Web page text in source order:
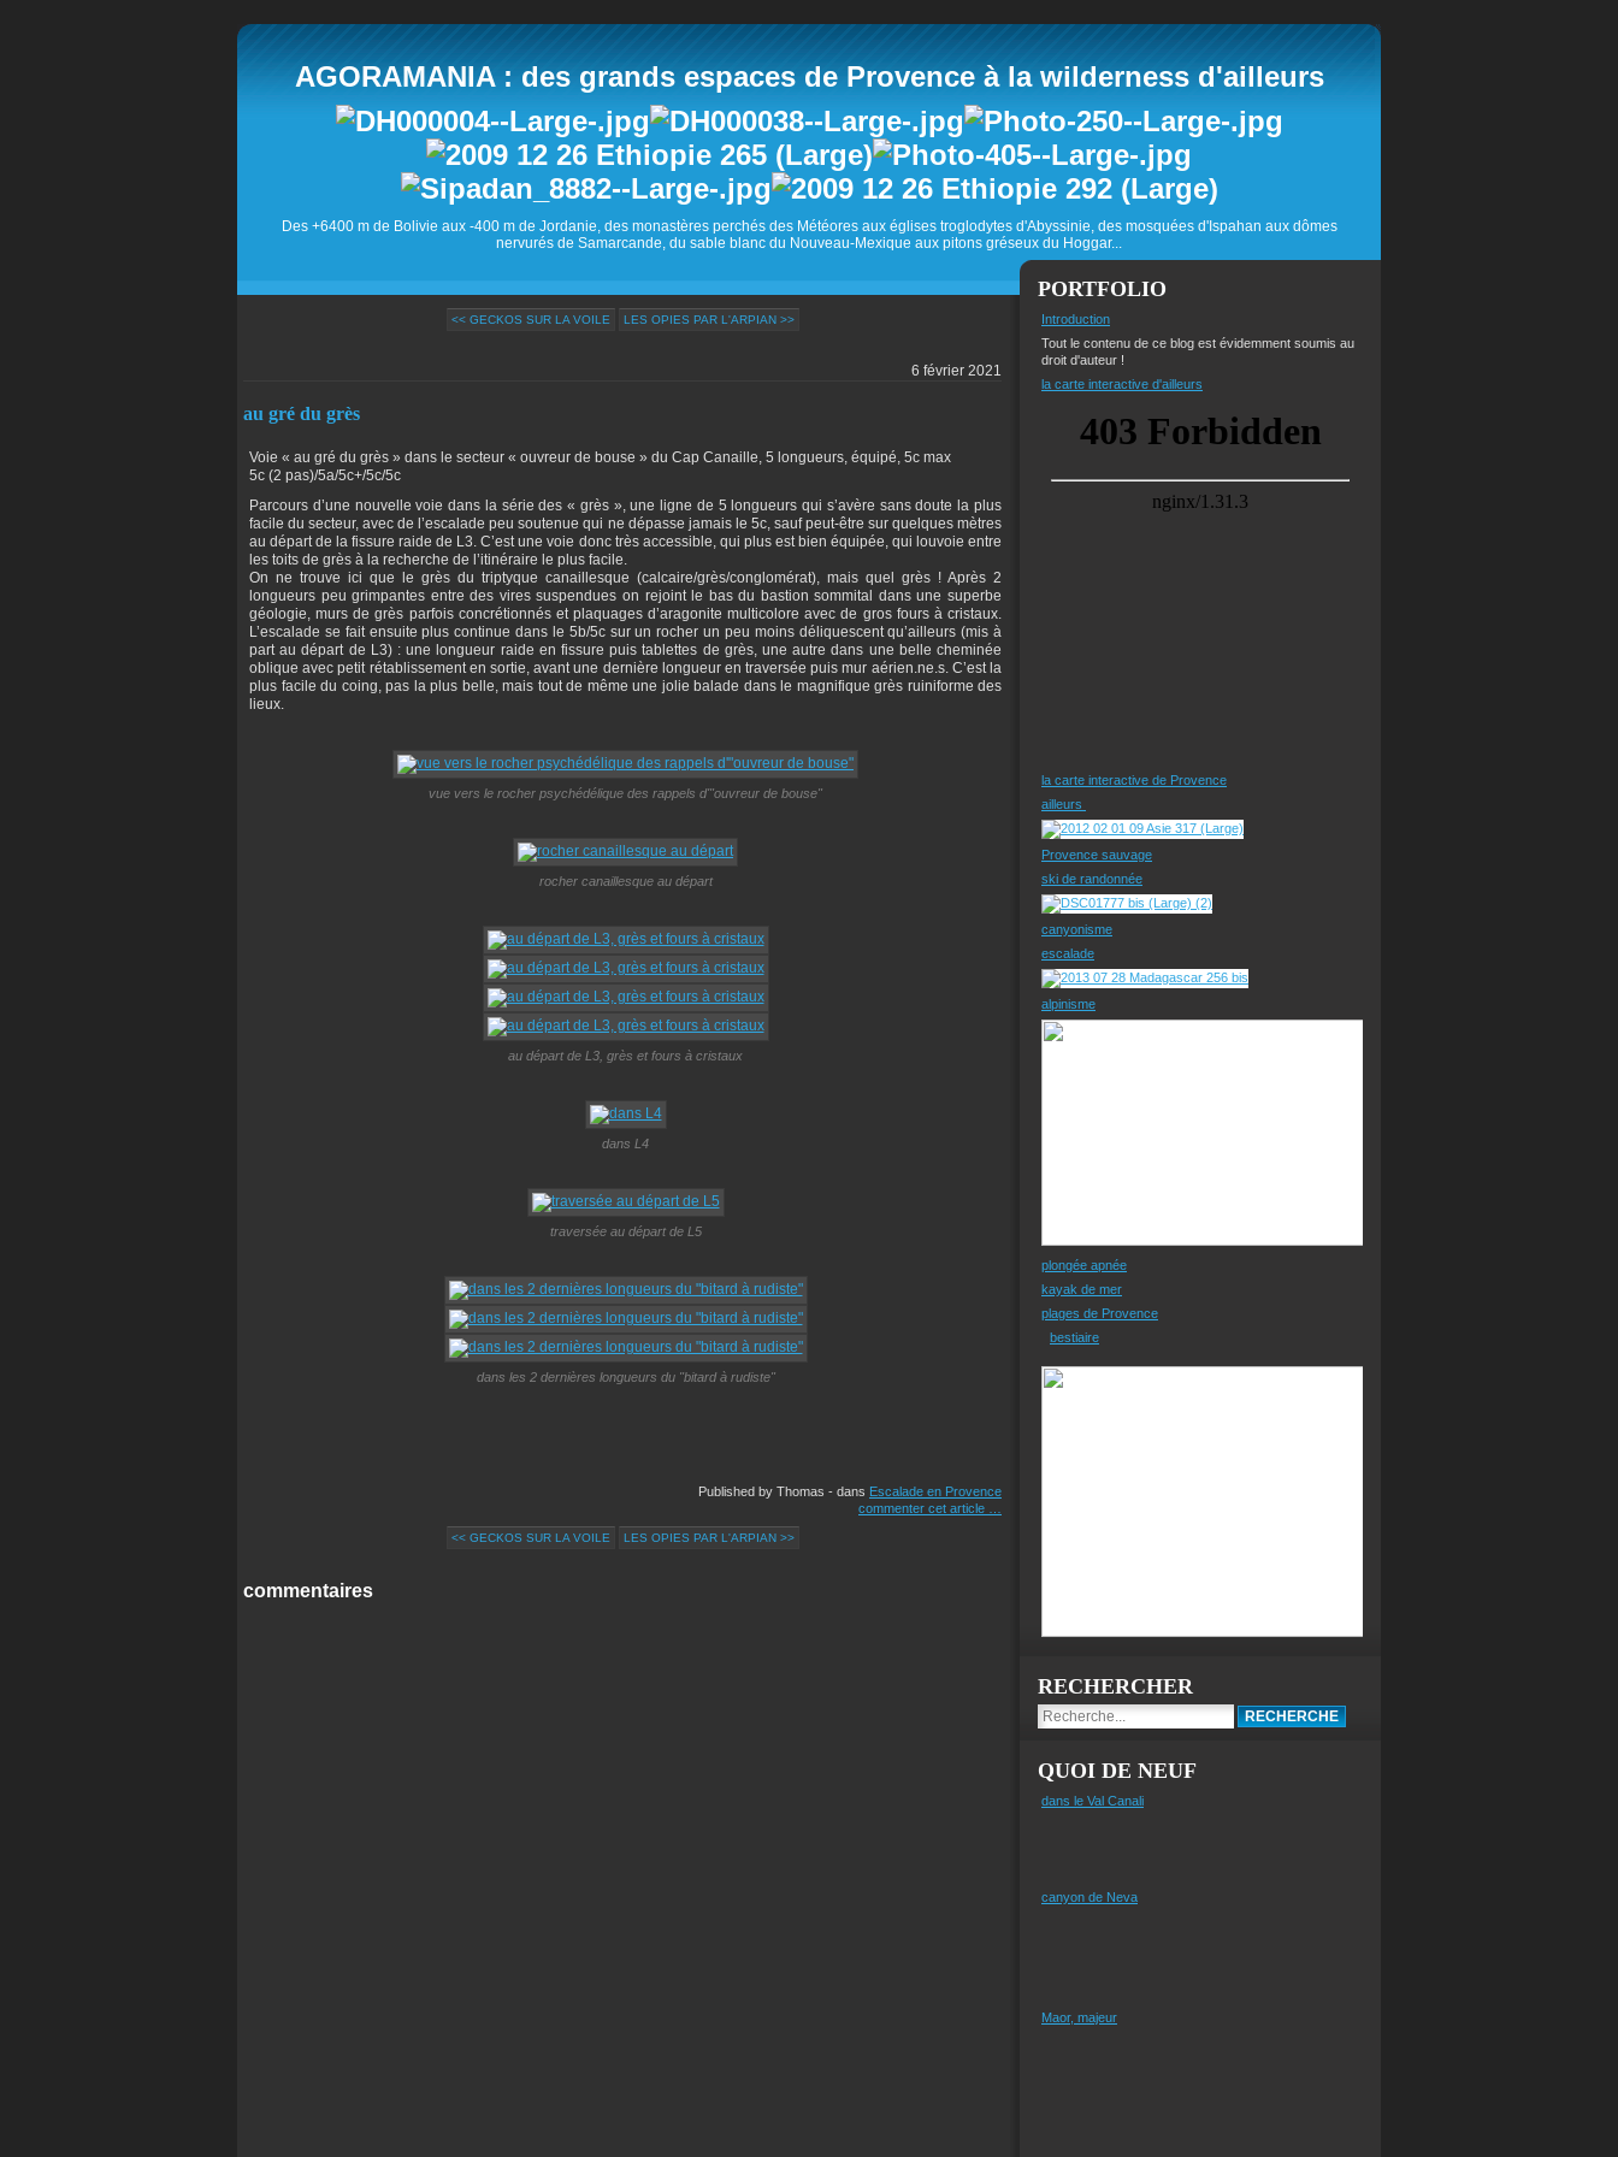
AGORAMANIA : des grands espaces de Provence à la wilderness d'ailleurs
Des +6400 m de Bolivie aux -400 m de Jordanie, des monastères perchés des Météores aux églises troglodytes d'Abyssinie, des mosquées d'Ispahan aux dômes
nervurés de Samarcande, du sable blanc du Nouveau-Mexique aux pitons gréseux du Hoggar...
<< GECKOS SUR LA VOILE LES OPIES PAR L'ARPIAN >>
6 février 2021
au gré du grès
Voie « au gré du grès » dans le secteur « ouvreur de bouse » du Cap Canaille, 5 longueurs, équipé, 5c max
5c (2 pas)/5a/5c+/5c/5c
Parcours d’une nouvelle voie dans la série des « grès », une ligne de 5 longueurs qui s’avère sans doute la plus
facile du secteur, avec de l’escalade peu soutenue qui ne dépasse jamais le 5c, sauf peut-être sur quelques mètres
au départ de la fissure raide de L3. C’est une voie donc très accessible, qui plus est bien équipée, qui louvoie entre
les toits de grès à la recherche de l’itinéraire le plus facile.
On ne trouve ici que le grès du triptyque canaillesque (calcaire/grès/conglomérat), mais quel grès ! Après 2
longueurs peu grimpantes entre des vires suspendues on rejoint le bas du bastion sommital dans une superbe
géologie, murs de grès parfois concrétionnés et plaquages d’aragonite multicolore avec de gros fours à cristaux.
L’escalade se fait ensuite plus continue dans le 5b/5c sur un rocher un peu moins déliquescent qu’ailleurs (mis à
part au départ de L3) : une longueur raide en fissure puis tablettes de grès, une autre dans une belle cheminée
oblique avec petit rétablissement en sortie, avant une dernière longueur en traversée puis mur aérien.ne.s. C’est la
plus facile du coing, pas la plus belle, mais tout de même une jolie balade dans le magnifique grès ruiniforme des
lieux.
vue vers le rocher psychédélique des rappels d'"ouvreur de bouse"
rocher canaillesque au départ
au départ de L3, grès et fours à cristaux
dans L4
traversée au départ de L5
dans les 2 dernières longueurs du "bitard à rudiste"
Published by Thomas - dans Escalade en Provence
commenter cet article
<< GECKOS SUR LA VOILE LES OPIES PAR L'ARPIAN >>
commentaires
PORTFOLIO
Introduction
Tout le contenu de ce blog est évidemment soumis au
droit d'auteur !
la carte interactive d'ailleurs
la carte interactive de Provence
ailleurs
Provence sauvage
ski de randonnée
canyonisme
escalade
alpinisme
plongée apnée
kayak de mer
plages de Provence
bestiaire
RECHERCHER
QUOI DE NEUF
dans le Val Canali
canyon de Neva
Maor, majeur